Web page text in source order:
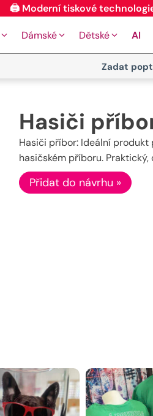
🖨️ Moderní tiskové
Dámské Dětské AI
Zadat
Hasiči
Hasiči příbor: Ideální
hasičském příboru.
Přidat do návrhu »